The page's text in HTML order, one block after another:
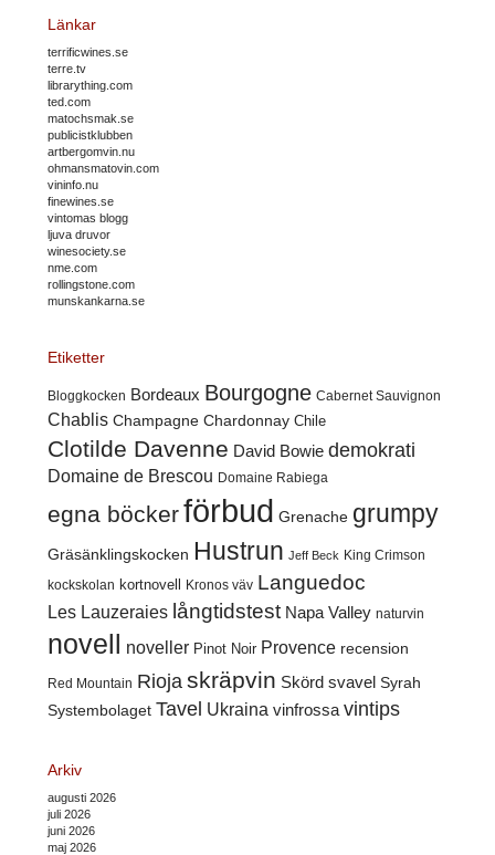
Länkar
terrificwines.se
terre.tv
librarything.com
ted.com
matochsmak.se
publicistklubben
artbergomvin.nu
ohmansmatovin.com
vininfo.nu
finewines.se
vintomas blogg
ljuva druvor
winesociety.se
nme.com
rollingstone.com
munskankarna.se
Etiketter
Bloggkocken Bordeaux Bourgogne Cabernet Sauvignon
Chablis Champagne Chardonnay Chile
Clotilde Davenne David Bowie demokrati
Domaine de Brescou Domaine Rabiega
egna böckerförbud Grenache grumpy
Gräsänklingskocken Hustrun Jeff Beck King Crimson
kockskolan kortnovell Kronos väv Languedoc
Les Lauzeraies långtidstest Napa Valley naturvin
novell noveller Pinot Noir Provence recension
Red Mountain Rioja skräpvin Skörd svavel Syrah
Systembolaget Tavel Ukraina vinfrossa vintips
Arkiv
augusti 2026
juli 2026
juni 2026
maj 2026